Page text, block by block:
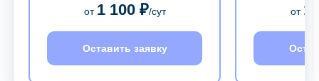
от 1 100 ₽/сут
Оставить заявку
от 1